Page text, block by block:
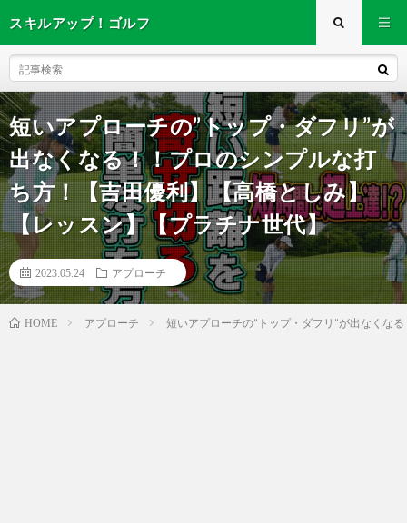
スキルアップ！ゴルフ
短いアプローチの”トップ・ダフリ”が
出なくなる！！プロのシンプルな打
ち方！【吉田優利】【高橋としみ】
【レッスン】【プラチナ世代】
2023.05.24 アプローチ
HOME アプローチ 短いアプローチの”トップ・ダフリ”が出なくな